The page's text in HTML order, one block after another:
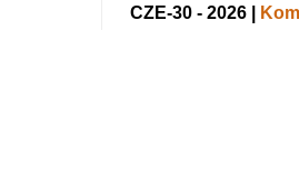
CZE-30 - 2026 |